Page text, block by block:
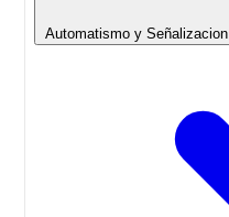
Automatismo y Señalizacion